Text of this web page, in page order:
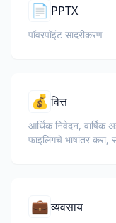
📄 PPTX
पॉवरपॉइंट सादरीकरण
💰 वित्त
आर्थिक निवेदन,
फाइलिंगचे भाषांतर
💼व्यवसाय